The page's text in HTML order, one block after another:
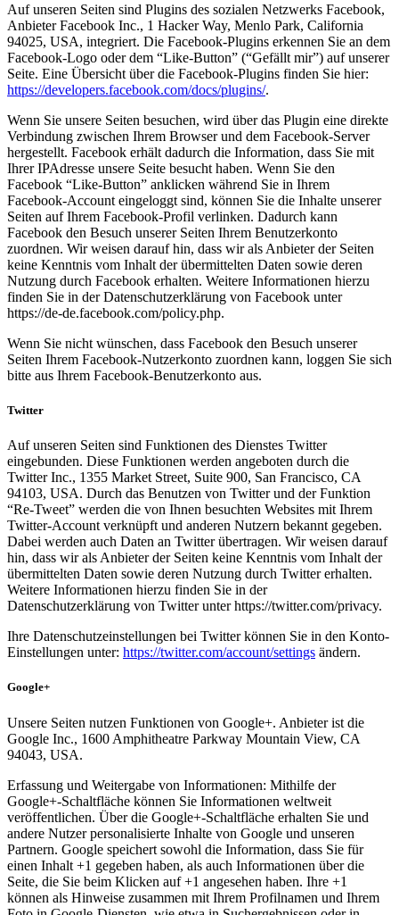
Auf unseren Seiten sind Plugins des sozialen Netzwerks Facebook,
Anbieter Facebook Inc., 1 Hacker Way, Menlo Park, California
94025, USA, integriert. Die Facebook-Plugins erkennen Sie an dem
Facebook-Logo oder dem “Like-Button” (“Gefällt mir”) auf unserer
Seite. Eine Übersicht über die Facebook-Plugins finden Sie hier:
https://developers.facebook.com/docs/plugins/.
Wenn Sie unsere Seiten besuchen, wird über das Plugin eine direkte
Verbindung zwischen Ihrem Browser und dem Facebook-Server
hergestellt. Facebook erhält dadurch die Information, dass Sie mit
Ihrer IPAdresse unsere Seite besucht haben. Wenn Sie den
Facebook “Like-Button” anklicken während Sie in Ihrem
Facebook-Account eingeloggt sind, können Sie die Inhalte unserer
Seiten auf Ihrem Facebook-Profil verlinken. Dadurch kann
Facebook den Besuch unserer Seiten Ihrem Benutzerkonto
zuordnen. Wir weisen darauf hin, dass wir als Anbieter der Seiten
keine Kenntnis vom Inhalt der übermittelten Daten sowie deren
Nutzung durch Facebook erhalten. Weitere Informationen hierzu
finden Sie in der Datenschutzerklärung von Facebook unter
https://de-de.facebook.com/policy.php.
Wenn Sie nicht wünschen, dass Facebook den Besuch unserer
Seiten Ihrem Facebook-Nutzerkonto zuordnen kann, loggen Sie sich
bitte aus Ihrem Facebook-Benutzerkonto aus.
Twitter
Auf unseren Seiten sind Funktionen des Dienstes Twitter
eingebunden. Diese Funktionen werden angeboten durch die
Twitter Inc., 1355 Market Street, Suite 900, San Francisco, CA
94103, USA. Durch das Benutzen von Twitter und der Funktion
“Re-Tweet” werden die von Ihnen besuchten Websites mit Ihrem
Twitter-Account verknüpft und anderen Nutzern bekannt gegeben.
Dabei werden auch Daten an Twitter übertragen. Wir weisen darauf
hin, dass wir als Anbieter der Seiten keine Kenntnis vom Inhalt der
übermittelten Daten sowie deren Nutzung durch Twitter erhalten.
Weitere Informationen hierzu finden Sie in der
Datenschutzerklärung von Twitter unter https://twitter.com/privacy.
Ihre Datenschutzeinstellungen bei Twitter können Sie in den Konto-
Einstellungen unter: https://twitter.com/account/settings ändern.
Google+
Unsere Seiten nutzen Funktionen von Google+. Anbieter ist die
Google Inc., 1600 Amphitheatre Parkway Mountain View, CA
94043, USA.
Erfassung und Weitergabe von Informationen: Mithilfe der
Google+-Schaltfläche können Sie Informationen weltweit
veröffentlichen. Über die Google+-Schaltfläche erhalten Sie und
andere Nutzer personalisierte Inhalte von Google und unseren
Partnern. Google speichert sowohl die Information, dass Sie für
einen Inhalt +1 gegeben haben, als auch Informationen über die
Seite, die Sie beim Klicken auf +1 angesehen haben. Ihre +1
können als Hinweise zusammen mit Ihrem Profilnamen und Ihrem